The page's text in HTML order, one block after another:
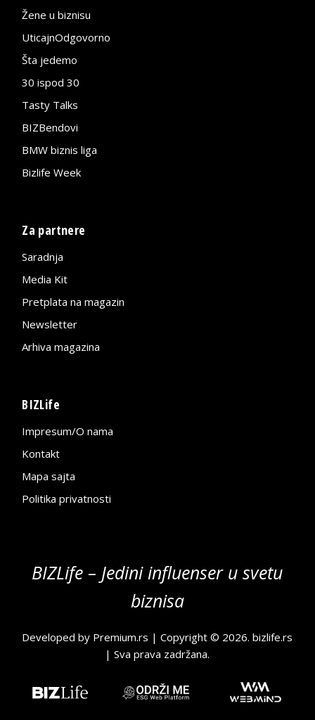
Žene u biznisu
UticajnOdgovorno
Šta jedemo
30 ispod 30
Tasty Talks
BIZBendovi
BMW biznis liga
Bizlife Week
Za partnere
Saradnja
Media Kit
Pretplata na magazin
Newsletter
Arhiva magazina
BIZLife
Impresum/O nama
Kontakt
Mapa sajta
Politika privatnosti
BIZLife – Jedini influenser u svetu
biznisa
Developed by Premium.rs | Copyright © 2026.bizlife.rs
| Sva prava zadržana.